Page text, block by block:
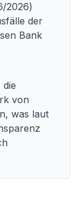
2026)
der
Bank
von
was laut